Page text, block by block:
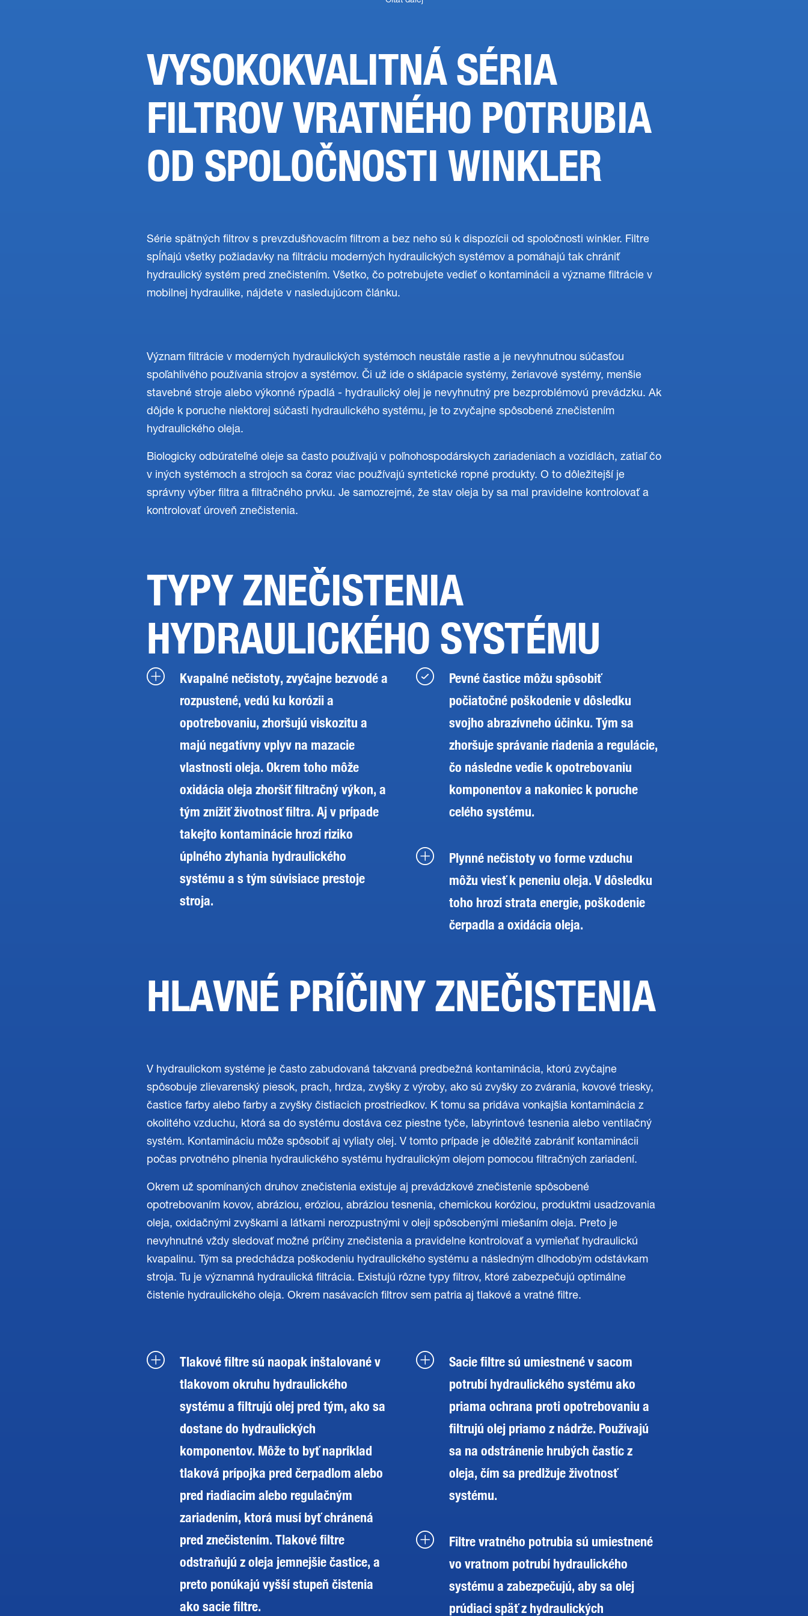
VYSOKOKVALITNÁ SÉRIA
FILTROV VRATNÉHO POTRUBIA
OD SPOLOČNOSTI WINKLER
Série spätných filtrov s prevzdušňovacím filtrom a bez neho sú k dispozícii od spoločnosti winkler. Filtre
spĺňajú všetky požiadavky na filtráciu moderných hydraulických systémov a pomáhajú tak chrániť
hydraulický systém pred znečistením. Všetko, čo potrebujete vedieť o kontaminácii a význame filtrácie v
mobilnej hydraulike, nájdete v nasledujúcom článku.
Význam filtrácie v moderných hydraulických systémoch neustále rastie a je nevyhnutnou súčasťou
spoľahlivého používania strojov a systémov. Či už ide o sklápacie systémy, žeriavové systémy, menšie
stavebné stroje alebo výkonné rýpadlá - hydraulický olej je nevyhnutný pre bezproblémovú prevádzku. Ak
dôjde k poruche niektorej súčasti hydraulického systému, je to zvyčajne spôsobené znečistením
hydraulického oleja.
Biologicky odbúrateľné oleje sa často používajú v poľnohospodárskych zariadeniach a vozidlách, zatiaľ čo
v iných systémoch a strojoch sa čoraz viac používajú syntetické ropné produkty. O to dôležitejší je
správny výber filtra a filtračného prvku. Je samozrejmé, že stav oleja by sa mal pravidelne kontrolovať a
kontrolovať úroveň znečistenia.
TYPY ZNEČISTENIA
HYDRAULICKÉHO SYSTÉMU
Kvapalné nečistoty, zvyčajne bezvodé a
rozpustené, vedú ku korózii a
opotrebovaniu, zhoršujú viskozitu a
majú negatívny vplyv na mazacie
vlastnosti oleja. Okrem toho môže
oxidácia oleja zhoršiť filtračný výkon, a
tým znížiť životnosť filtra. Aj v prípade
takejto kontaminácie hrozí riziko
úplného zlyhania hydraulického
systému a s tým súvisiace prestoje
stroja.
Pevné častice môžu spôsobiť
počiatočné poškodenie v dôsledku
svojho abrazívneho účinku. Tým sa
zhoršuje správanie riadenia a regulácie,
čo následne vedie k opotrebovaniu
komponentov a nakoniec k poruche
celého systému.
Plynné nečistoty vo forme vzduchu
môžu viesť k peneniu oleja. V dôsledku
toho hrozí strata energie, poškodenie
čerpadla a oxidácia oleja.
HLAVNÉ PRÍČINY ZNEČISTENIA
V hydraulickom systéme je často zabudovaná takzvaná predbežná kontaminácia, ktorú zvyčajne
spôsobuje zlievarenský piesok, prach, hrdza, zvyšky z výroby, ako sú zvyšky zo zvárania, kovové triesky,
častice farby alebo farby a zvyšky čistiacich prostriedkov. K tomu sa pridáva vonkajšia kontaminácia z
okolitého vzduchu, ktorá sa do systému dostáva cez piestne tyče, labyrintové tesnenia alebo ventilačný
systém. Kontamináciu môže spôsobiť aj vyliaty olej. V tomto prípade je dôležité zabrániť kontaminácii
počas prvotného plnenia hydraulického systému hydraulickým olejom pomocou filtračných zariadení.
Okrem už spomínaných druhov znečistenia existuje aj prevádzkové znečistenie spôsobené
opotrebovaním kovov, abráziou, eróziou, abráziou tesnenia, chemickou koróziou, produktmi usadzovania
oleja, oxidačnými zvyškami a látkami nerozpustnými v oleji spôsobenými miešaním oleja. Preto je
nevyhnutné vždy sledovať možné príčiny znečistenia a pravidelne kontrolovať a vymieňať hydraulickú
kvapalinu. Tým sa predchádza poškodeniu hydraulického systému a následným dlhodobým odstávkam
stroja. Tu je významná hydraulická filtrácia. Existujú rôzne typy filtrov, ktoré zabezpečujú optimálne
čistenie hydraulického oleja. Okrem nasávacích filtrov sem patria aj tlakové a vratné filtre.
Tlakové filtre sú naopak inštalované v
tlakovom okruhu hydraulického
systému a filtrujú olej pred tým, ako sa
dostane do hydraulických
komponentov. Môže to byť napríklad
tlaková prípojka pred čerpadlom alebo
pred riadiacim alebo regulačným
zariadením, ktorá musí byť chránená
pred znečistením. Tlakové filtre
odstraňujú z oleja jemnejšie častice, a
preto ponúkajú vyšší stupeň čistenia
ako sacie filtre.
Sacie filtre sú umiestnené v sacom
potrubí hydraulického systému ako
priama ochrana proti opotrebovaniu a
filtrujú olej priamo z nádrže. Používajú
sa na odstránenie hrubých častíc z
oleja, čím sa predlžuje životnosť
systému.
Filtre vratného potrubia sú umiestnené
vo vratnom potrubí hydraulického
systému a zabezpečujú, aby sa olej
prúdiaci späť z hydraulických